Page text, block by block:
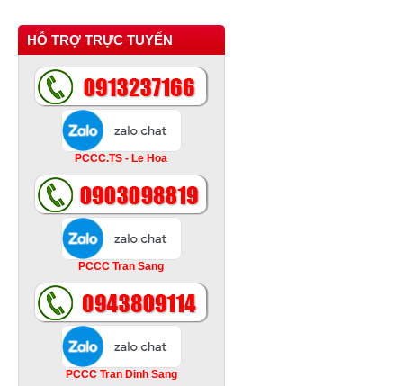
HỖ TRỢ TRỰC TUYẾN
PCCC.TS - Le Hoa
PCCC Tran Sang
PCCC Tran Dinh Sang